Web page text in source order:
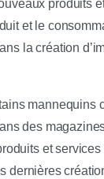
produits
et le
la création
mannequins
des
et
dernières